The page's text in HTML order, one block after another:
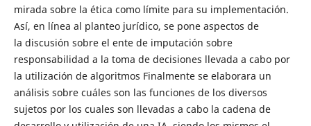
mirada sobre la ética como límite para su implementación.
Así, en línea al planteo jurídico, se pone aspectos de
la discusión sobre el ente de imputación sobre
responsabilidad a la toma de decisiones llevada a cabo por
la utilización de algoritmos Finalmente se elaborara un
análisis sobre cuáles son las funciones de los diversos
sujetos por los cuales son llevadas a cabo la cadena de